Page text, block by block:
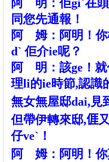
阿 明：佢giˇ在
同您先通報！
阿 姆：阿明！你
dˋ 佢介ie呢？
阿 明：該ge！就
理li的ie時節,認識
無女無屋邸dai,見
但帶伊轉來邸,𠊎
仔veˋ！
阿 姆：阿明！你